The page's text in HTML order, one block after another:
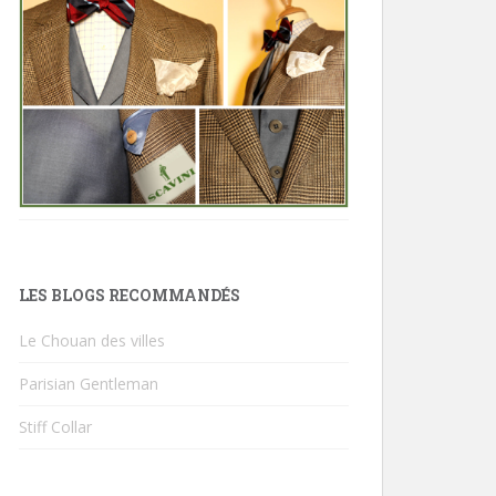
LES BLOGS RECOMMANDÉS
Le Chouan des villes
Parisian Gentleman
Stiff Collar